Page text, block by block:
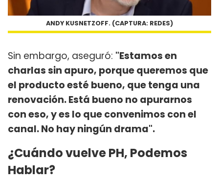
ANDY KUSNETZOFF. (CAPTURA: REDES)
Sin embargo, aseguró: "Estamos en
charlas sin apuro, porque queremos que
el producto esté bueno, que tenga una
renovación. Está bueno no apurarnos
con eso, y es lo que convenimos con el
canal. No hay ningún drama".
¿Cuándo vuelve PH, Podemos
Hablar?